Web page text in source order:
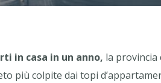
in casa in un anno, la provincia
più colpite dai topi